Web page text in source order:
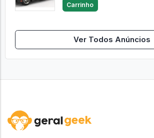
Carrinho
Ver Todos Anúncios